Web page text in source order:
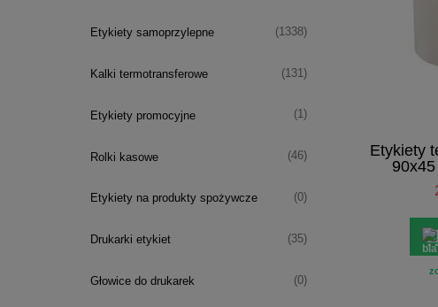
Etykiety samoprzylepne (1338)
Kalki termotransferowe (131)
Etykiety promocyjne (1)
Rolki kasowe (46)
Etykiety na produkty spożywcze (0)
Drukarki etykiet (35)
Głowice do drukarek (0)
Etykiety